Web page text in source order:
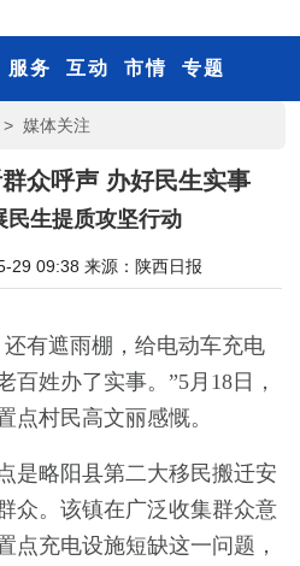
服务 互动 市情 专题
> 媒体关注
群众呼声 办好民生实事
民生提质攻坚行动
29 09:38 来源： 陕西日报
有遮雨棚，给电动车充电
百姓办了实事。”5月18日，
点村民高文丽感慨。
是略阳县第二大移民搬迁安
众。该镇在广泛收集群众意
点充电设施短缺这一问题，